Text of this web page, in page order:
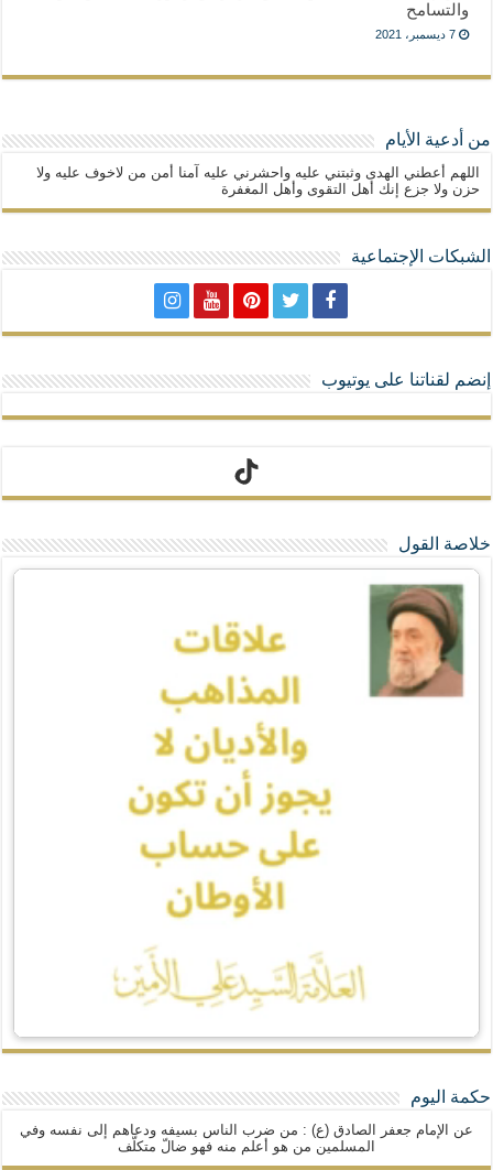
والتسامح
7 ديسمبر، 2021
من أدعية الأيام
اللهم أعطني الهدى وثبتني عليه واحشرني عليه آمنا أمن من لاخوف عليه ولا
حزن ولا جزع إنك أهل التقوى وأهل المغفرة
الشبكات الإجتماعية
إنضم لقناتنا على يوتيوب
تيك توك
خلاصة القول
حكمة اليوم
عن الإمام جعفر الصادق (ع) : من ضرب الناس بسيفه ودعاهم إلى نفسه وفي
المسلمين من هو أعلم منه فهو ضالّ متكلّف